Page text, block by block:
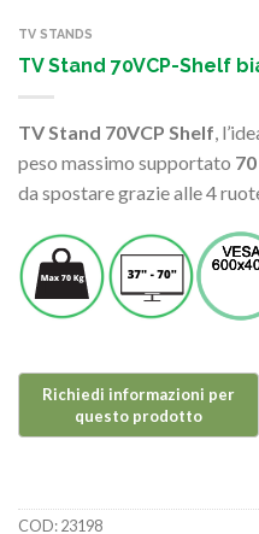
TV STANDS
TV Stand 70VCP-Shelf
TV Stand 70VCP Shelf,
peso massimo supportato
da spostare grazie alle 4
COD:23198